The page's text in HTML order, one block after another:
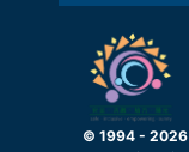
© 1994 - 2026